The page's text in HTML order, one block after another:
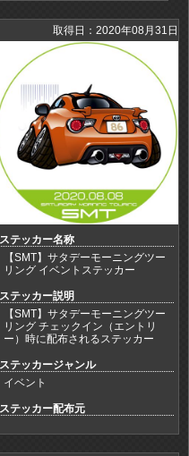
取得日：2020年08月31日
ステッカー名称
【SMT】サタデーモーニングツー
リング イベントステッカー
ステッカー説明
【SMT】サタデーモーニングツー
リング チェックイン（エントリ
ー）時に配布されるステッカー
ステッカージャンル
イベント
ステッカー配布元